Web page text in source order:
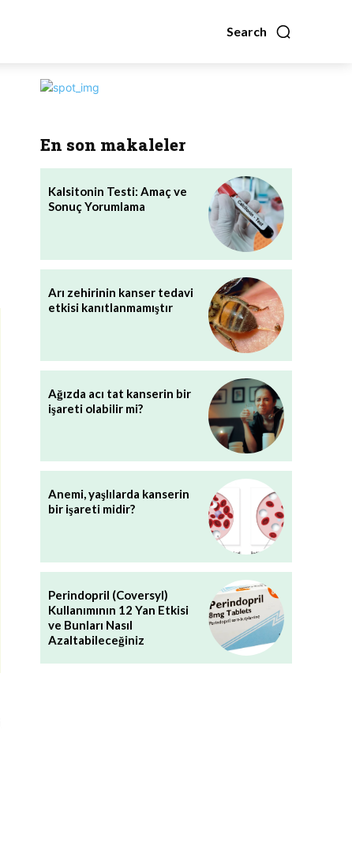
Search
En son makaleler
Kalsitonin Testi: Amaç ve
Sonuç Yorumlama
Arı zehirinin kanser tedavi
etkisi kanıtlanmamıştır
Ağızda acı tat kanserin bir
işareti olabilir mi?
Anemi, yaşlılarda kanserin
bir işareti midir?
Perindopril (Coversyl)
Kullanımının 12 Yan Etkisi
ve Bunları Nasıl
Azaltabileceğiniz